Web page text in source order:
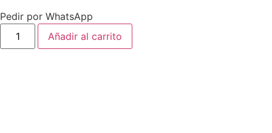
Pedir por WhatsApp
Añadir al carrito